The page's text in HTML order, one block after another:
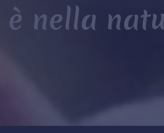
è nella